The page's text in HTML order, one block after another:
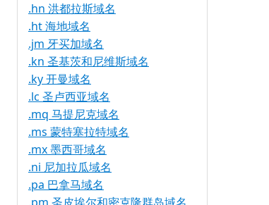
.hn 洪都拉斯域名
.ht 海地域名
.jm 牙买加域名
.kn 圣基茨和尼维斯域名
.ky 开曼域名
.lc 圣卢西亚域名
.mq 马提尼克域名
.ms 蒙特塞拉特域名
.mx 墨西哥域名
.ni 尼加拉瓜域名
.pa 巴拿马域名